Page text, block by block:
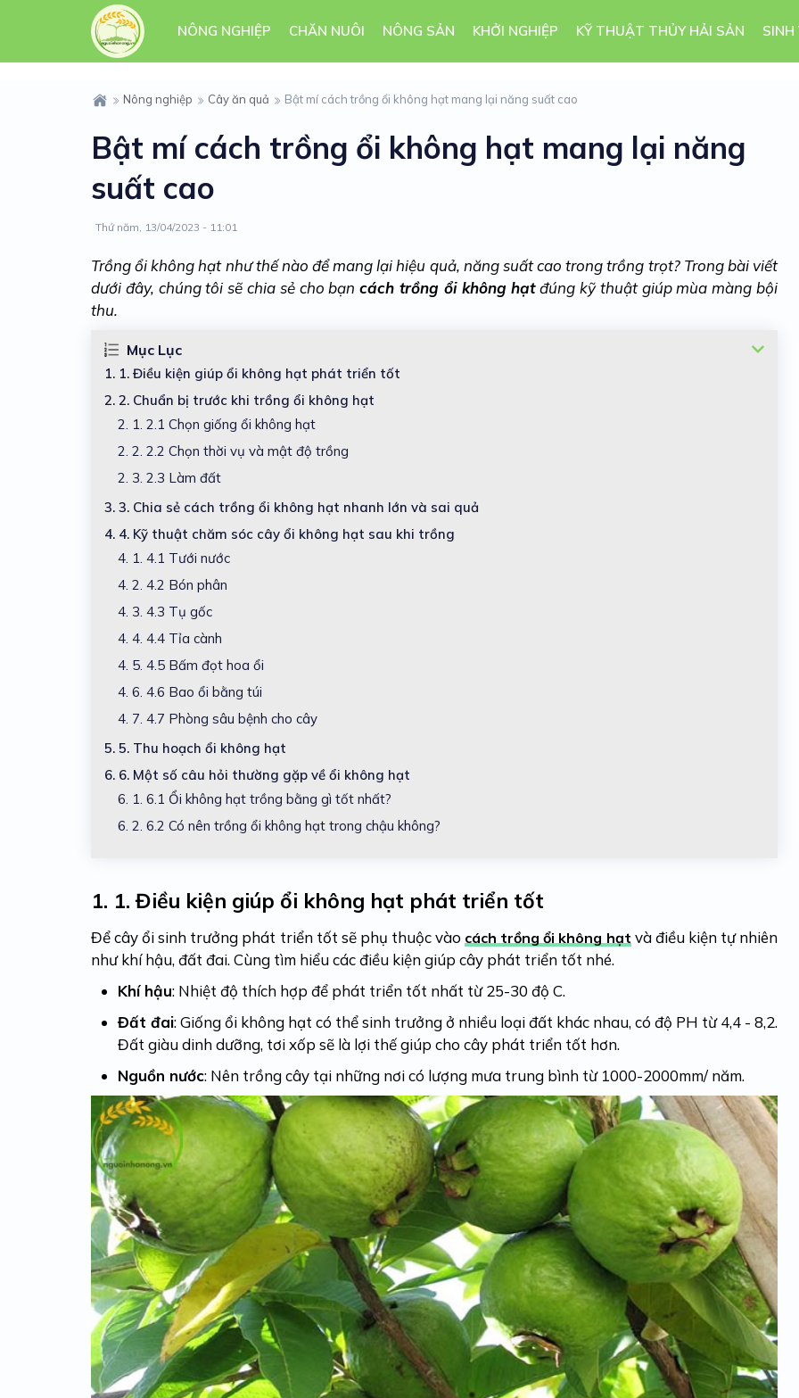
NÔNG NGHIỆP CHĂN NUÔI NÔNG SẢN KHỞI NGHIỆP KỸ THUẬT THỦY HẢI SẢN
Nông nghiệp Cây ăn quả Bật mí cách trồng ổi không hạt mang lại năng suất cao
Bật mí cách trồng ổi không hạt mang lại năng
suất cao
Thứ năm, 13/04/2023 - 11:01
Trồng ổi không hạt như thế nào để mang lại hiệu quả, năng suất cao trong trồng trọt? Trong bài viết
dưới đây, chúng tôi sẽ chia sẻ cho bạncách trồng ổi không hạtđúng kỹ thuật giúp mùa màng bội
thu.
Mục Lục
1. 1. Điều kiện giúp ổi không hạt phát triển tốt
2. 2. Chuẩn bị trước khi trồng ổi không hạt
2. 1. 2.1 Chọn giống ổi không hạt
2. 2. 2.2 Chọn thời vụ và mật độ trồng
2. 3. 2.3 Làm đất
3. 3. Chia sẻ cách trồng ổi không hạt nhanh lớn và sai quả
4. 4. Kỹ thuật chăm sóc cây ổi không hạt sau khi trồng
4. 1. 4.1 Tưới nước
4. 2. 4.2 Bón phân
4. 3. 4.3 Tụ gốc
4. 4. 4.4 Tỉa cành
4. 5. 4.5 Bấm đọt hoa ổi
4. 6. 4.6 Bao ổi bằng túi
4. 7. 4.7 Phòng sâu bệnh cho cây
5. 5. Thu hoạch ổi không hạt
6. 6. Một số câu hỏi thường gặp về ổi không hạt
6. 1. 6.1 Ổi không hạt trồng bằng gì tốt nhất?
6. 2. 6.2 Có nên trồng ổi không hạt trong chậu không?
1. 1. Điều kiện giúp ổi không hạt phát triển tốt
Để cây ổi sinh trưởng phát triển tốt sẽ phụ thuộc vào cách trồng ổi không hạt và điều kiện tự nhiên
như khí hậu, đất đai. Cùng tìm hiểu các điều kiện giúp cây phát triển tốt nhé.
Khí hậu: Nhiệt độ thích hợp để phát triển tốt nhất từ 25-30 độ C.
Đất đai: Giống ổi không hạt có thể sinh trưởng ở nhiều loại đất khác nhau, có độ PH từ 4,4 - 8,2.
Đất giàu dinh dưỡng, tơi xốp sẽ là lợi thế giúp cho cây phát triển tốt hơn.
Nguồn nước: Nên trồng cây tại những nơi có lượng mưa trung bình từ 1000-2000mm/ năm.